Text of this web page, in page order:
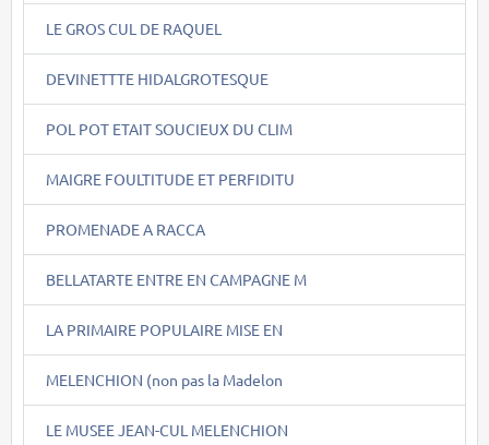
LE GROS CUL DE RAQUEL
DEVINETTTE HIDALGROTESQUE
POL POT ETAIT SOUCIEUX DU CLIM
MAIGRE FOULTITUDE ET PERFIDITU
PROMENADE A RACCA
BELLATARTE ENTRE EN CAMPAGNE M
LA PRIMAIRE POPULAIRE MISE EN
MELENCHION (non pas la Madelon
LE MUSEE JEAN-CUL MELENCHION